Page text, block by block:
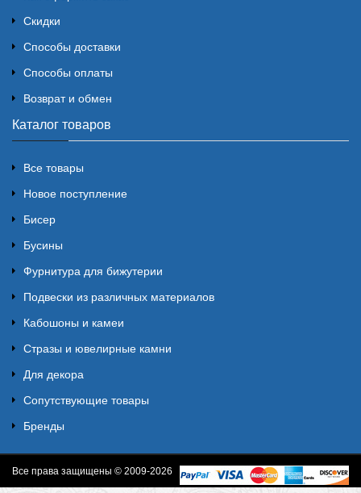
Скидки
Способы доставки
Способы оплаты
Возврат и обмен
Каталог товаров
Все товары
Новое поступление
Бисер
Бусины
Фурнитура для бижутерии
Подвески из различных материалов
Кабошоны и камеи
Стразы и ювелирные камни
Для декора
Сопутствующие товары
Бренды
Все права защищены © 2009-2026